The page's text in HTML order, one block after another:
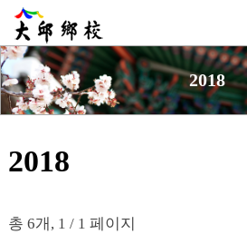
2018
2018
총 6개, 1 / 1 페이지